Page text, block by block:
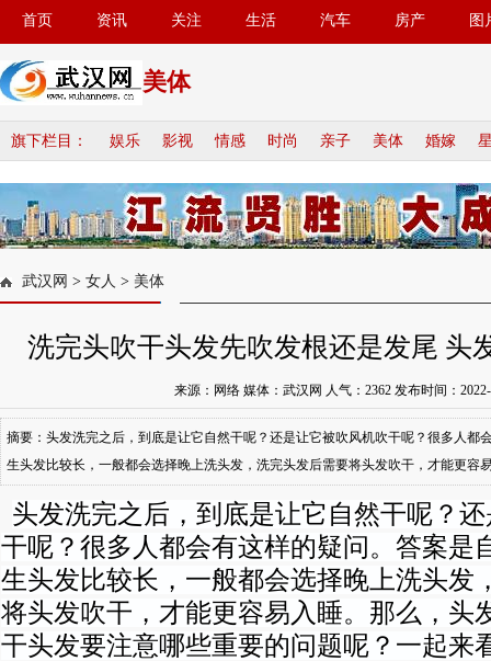
首页 资讯 关注 生活 汽车 房产 图
美体
旗下栏目： 娱乐 影视 情感 时尚 亲子 美体 婚嫁
武汉网 > 女人 > 美体
洗完头吹干头发先吹发根还是发尾 头
来源：网络 媒体：武汉网 人气： 2362 发布时间：
摘要：头发洗完之后，到底是让它自然干呢？还是让它被吹风机吹干呢？很多人都
生头发比较长，一般都会选择晚上洗头发，洗完头发后需要将头发吹干，才能更容
3、吹干头发要注意什么4、用吹风机吹干头发脱发吗？5、注意头发的日常养护头
头发洗完之后，到底是让它自然干呢？
干呢？很多人都会有这样的疑问。答案是
生头发比较长，一般都会选择晚上洗头发
将头发吹干，才能更容易入睡。那么，头
干头发要注意哪些重要的问题呢？一起来